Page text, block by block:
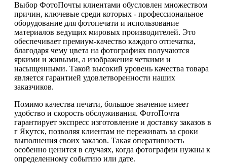
Выбор ФотоПочты клиентами обусловлен множеством
причин, ключевые среди которых - профессиональное
оборудование для фотопечати и использование
материалов ведущих мировых производителей. Это
обеспечивает премиум-качество каждого отпечатка,
благодаря чему цвета на фотографиях получаются
яркими и живыми, а изображения четкими и
насыщенными. Такой высокий уровень качества товара
является гарантией удовлетворенности наших
заказчиков.
Помимо качества печати, большое значение имеет
удобство и скорость обслуживания. ФотоПочта
гарантирует экспресс изготовление и доставку заказов в
г Якутск, позволяя клиентам не переживать за сроки
выполнения своих заказов. Такая оперативность
особенно ценится в случаях, когда фотографии нужны к
определенному событию или дате.